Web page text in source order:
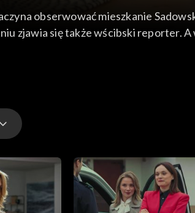
obserwować mieszkanie
zjawia się także wścibski reporter.
u Adama.
nazwisko żony do własnego
będą ich nadal trenować